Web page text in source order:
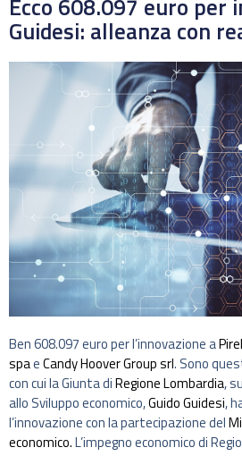
Ecco 608.097 euro per
Guidesi: alleanza con
Ben 608.097 euro per l’innovazione a
spaeCandy Hoover Group srl. Sono
con cui la Giunta diRegione Lombardia,
allo Sviluppo economico,Guido Guidesi,
l’innovazione con la partecipazione del
economico.L’impegno economico di